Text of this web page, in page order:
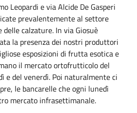
Leopardi e via Alcide De Gasperi
prevalentemente al settore
delle calzature. In via Giosuè
la presenza dei nostri produttori
esposizioni di frutta esotica e
il mercato ortofrutticolo del
e del venerdì. Poi naturalmente ci
le bancarelle che ogni lunedì
mercato infrasettimanale.